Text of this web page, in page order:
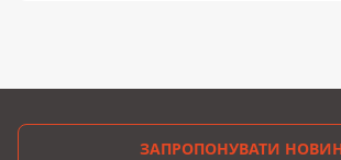
ЗАПРОПОНУВАТИ